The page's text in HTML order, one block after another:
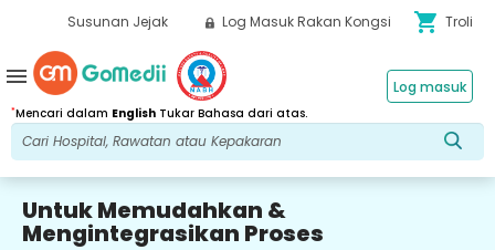
Susunan Jejak Log Masuk Rakan Kongsi shopping_cart Troli
*Mencari dalam English Tukar Bahasa dari atas.
Log masuk
menu
Untuk Memudahkan &
Mengintegrasikan Proses